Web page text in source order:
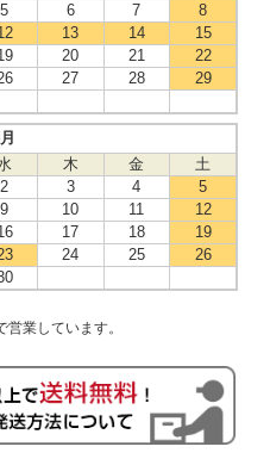
5 6 7
8
13 14
15
20 21
22
27 28
29
木 金
土
2 3 4
5
9 10 11
12
17 18
19
24 25
26
業しています。